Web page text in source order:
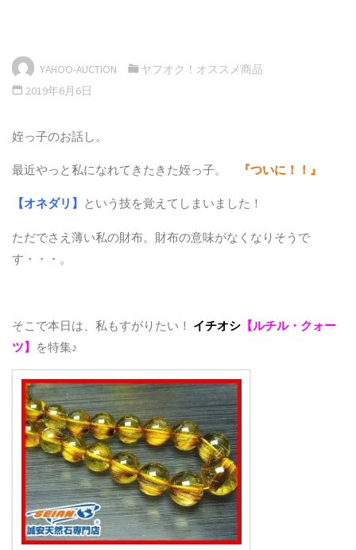
YAHOO-AUCTION
ヤフオク！オススメ商品
2019年6月6日
姪っ子のお話し。
最近やっと私になれてきたきた姪っ子。 『ついに！！』
【オネダリ】 という技を覚えてしまいました！
ただでさえ薄い私の財布。財布の意味がなくなりそうで
す・・・。
そこで本日は、私もすがりたい！ イチオシ 【ルチル・クォー
ツ】 を特集♪